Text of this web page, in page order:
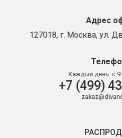
Адрес
127018, г. Москва, ул.
Каждый день: с
+7 (499)